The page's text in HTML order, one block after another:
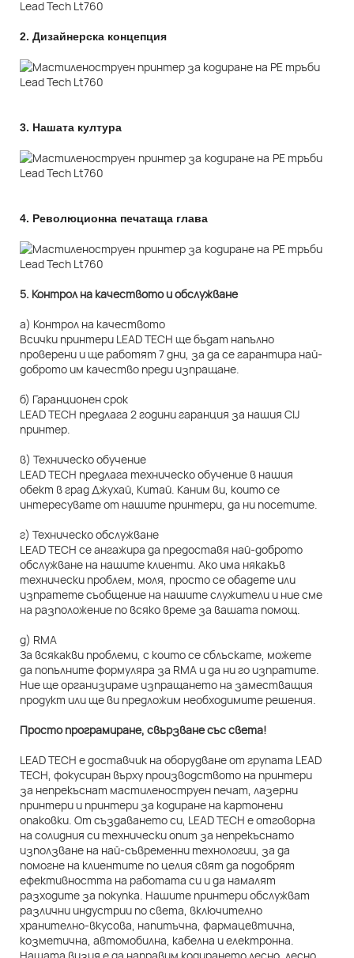
2. Дизайнерска концепция
3. Нашата култура
4. Революционна печатаща глава
5. Контрол на качеството и обслужване
а) Контрол на качеството
Всички принтери LEAD TECH ще бъдат напълно
проверени и ще работят 7 дни, за да се гарантира най-
доброто им качество преди изпращане.
б) Гаранционен срок
LEAD TECH предлага 2 години гаранция за нашия CIJ
принтер.
в) Техническо обучение
LEAD TECH предлага техническо обучение в нашия
обект в град Джухай, Китай. Каним ви, които се
интересувате от нашите принтери, да ни посетите.
г) Техническо обслужване
LEAD TECH се ангажира да предоставя най-доброто
обслужване на нашите клиенти. Ако има някакъв
технически проблем, моля, просто се обадете или
изпратете съобщение на нашите служители и ние сме
на разположение по всяко време за вашата помощ.
д) RMA
За всякакви проблеми, с които се сблъскате, можете
да попълните формуляра за RMA и да ни го изпратите.
Ние ще организираме изпращането на заместващия
продукт или ще ви предложим необходимите решения.
Просто програмиране, свързване със света!
LEAD TECH е доставчик на оборудване от групата LEAD
TECH, фокусиран върху производството на принтери
за непрекъснат мастиленоструен печат, лазерни
принтери и принтери за кодиране на картонени
опаковки. От създаването си, LEAD TECH е отговорна
на солидния си технически опит за непрекъснато
използване на най-съвременни технологии, за да
помогне на клиентите по целия свят да подобрят
ефективността на работата си и да намалят
разходите за покупка. Нашите принтери обслужват
различни индустрии по света, включително
хранително-вкусова, напитъчна, фармацевтична,
козметична, автомобилна, кабелна и електронна.